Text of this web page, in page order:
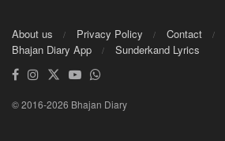
About us Privacy Policy Contact
Bhajan Diary App
Sunderkand Lyrics
© 2016-2026 Bhajan Diary